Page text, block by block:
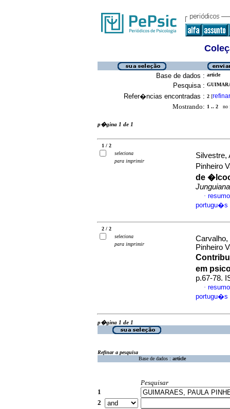
Base de dados : article
Pesquisa :
Refer�ncias encontradas : 2 [refinar
Mostrando: 1 .. 2 no
p�gina 1 de 1
1 / 2
seleciona
para imprimir
Pinheiro
de
Junguiana
·
portugu�s
2 / 2
seleciona
para imprimir
Pinheiro
em
p.67-78.
·
portugu�s
p�gina 1 de 1
Refinar a pesquisa
Base de dados : article
Pesquisar
1
2